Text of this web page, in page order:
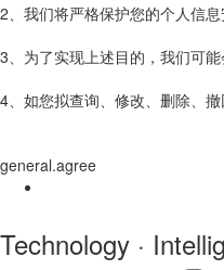
2、我们将严格保护您的个人信
3、为了实现上述目的，我们可
4、如您拟查询、修改、删除、
general.agree
Technology ·